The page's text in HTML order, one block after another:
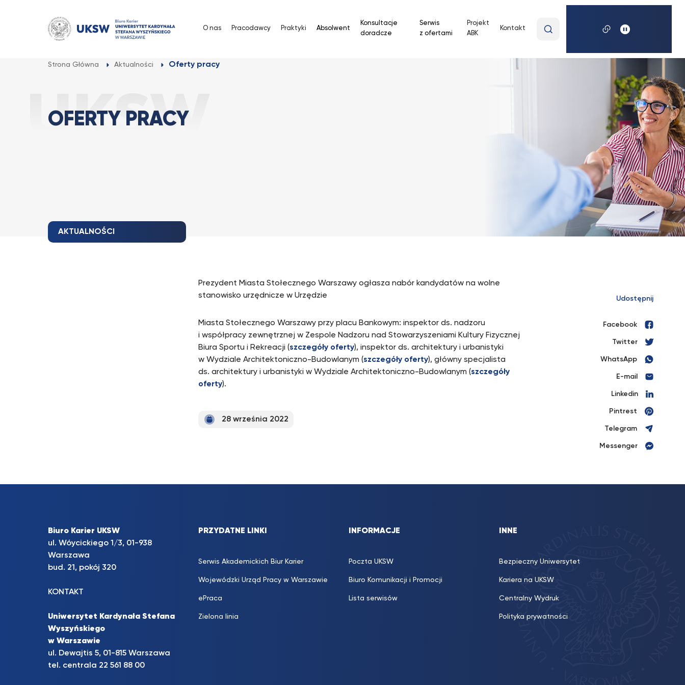
O nas Pracodawcy Praktyki Absolwent
Konsultacje
doradcze
Serwis
z ofertami
Projekt
ABK
Kontakt
wyszukiwaną
Strona Główna Aktualności Oferty pracy
OFERTY PRACY
AKTUALNOŚCI
Prezydent Miasta Stołecznego Warszawy ogłasza nabór kandydatów na wolne
stanowisko urzędnicze w Urzędzie
Miasta Stołecznego Warszawy przy placu Bankowym: inspektor ds. nadzoru
i współpracy zewnętrznej w Zespole Nadzoru nad Stowarzyszeniami Kultury Fizycznej
Biura Sportu i Rekreacji (szczegóły oferty), inspektor ds. architektury i urbanistyki
w Wydziale Architektoniczno-Budowlanym (szczegóły oferty), główny specjalista
ds. architektury i urbanistyki w Wydziale Architektoniczno-Budowlanym (szczegóły
oferty).
28 września 2022
Udostępnij
Facebook
Twitter
WhatsApp
E-mail
Linkedin
Pintrest
Telegram
Messenger
Biuro Karier UKSW
ul. Wóycickiego 1/3, 01-938
Warszawa
bud. 21, pokój 320
KONTAKT
Uniwersytet Kardynała Stefana
Wyszyńskiego
w Warszawie
ul. Dewajtis 5, 01-815 Warszawa
tel. centrala 22 561 88 00
PRZYDATNE LINKI
Serwis Akademickich Biur Karier
Wojewódzki Urząd Pracy w Warszawie
ePraca
Zielona linia
INFORMACJE
Poczta UKSW
Biuro Komunikacji i Promocji
Lista serwisów
INNE
Bezpieczny Uniwersytet
Kariera na UKSW
Centralny Wydruk
Polityka prywatności